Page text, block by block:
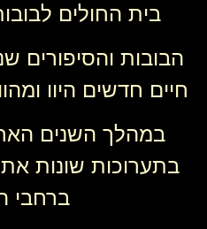
בית החולים
הבובות והסיפורים
חיים חדשים היוו
במהלך השנים
בתערוכות שונות את
ברחבי